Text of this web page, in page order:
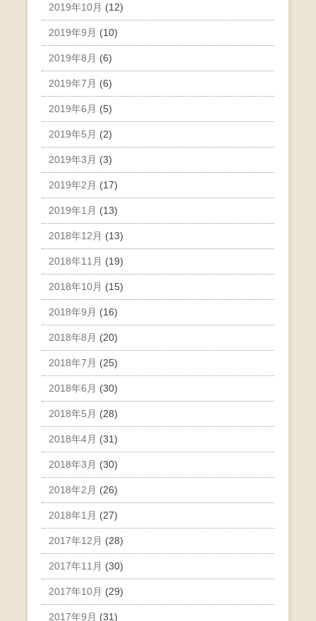
2019年10月 (12)
2019年9月 (10)
2019年8月 (6)
2019年7月 (6)
2019年6月 (5)
2019年5月 (2)
2019年3月 (3)
2019年2月 (17)
2019年1月 (13)
2018年12月 (13)
2018年11月 (19)
2018年10月 (15)
2018年9月 (16)
2018年8月 (20)
2018年7月 (25)
2018年6月 (30)
2018年5月 (28)
2018年4月 (31)
2018年3月 (30)
2018年2月 (26)
2018年1月 (27)
2017年12月 (28)
2017年11月 (30)
2017年10月 (29)
2017年9月 (31)